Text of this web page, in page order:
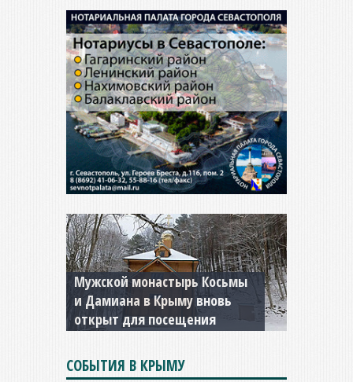
Мужской монастырь Косьмы
и Дамиана в Крыму вновь
открыт для посещения
СОБЫТИЯ В КРЫМУ